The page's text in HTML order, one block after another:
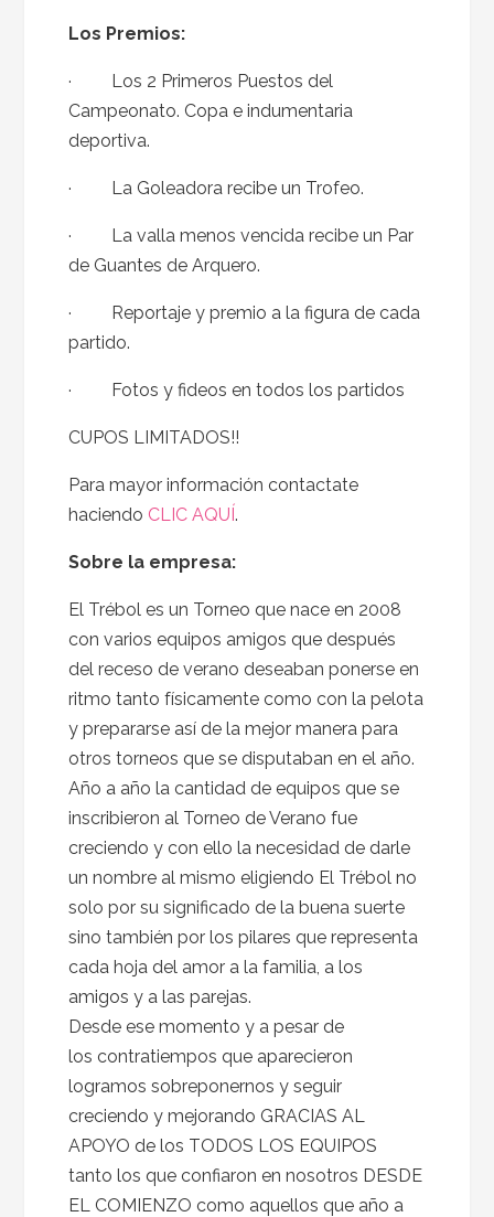
Los Premios:
· Los 2 Primeros Puestos del
Campeonato. Copa e indumentaria
deportiva.
· La Goleadora recibe un Trofeo.
· La valla menos vencida recibe un Par
de Guantes de Arquero.
· Reportaje y premio a la figura de cada
partido.
· Fotos y fideos en todos los partidos
CUPOS LIMITADOS!!
Para mayor información contactate
haciendo CLIC AQUÍ.
Sobre la empresa:
El Trébol es un Torneo que nace en 2008
con varios equipos amigos que después
del receso de verano deseaban ponerse en
ritmo tanto físicamente como con la pelota
y prepararse así de la mejor manera para
otros torneos que se disputaban en el año.
Año a año la cantidad de equipos que se
inscribieron al Torneo de Verano fue
creciendo y con ello la necesidad de darle
un nombre al mismo eligiendo El Trébol no
solo por su significado de la buena suerte
sino también por los pilares que representa
cada hoja del amor a la familia, a los
amigos y a las parejas.
Desde ese momento y a pesar de
los contratiempos que aparecieron
logramos sobreponernos y seguir
creciendo y mejorando GRACIAS AL
APOYO de los TODOS LOS EQUIPOS
tanto los que confiaron en nosotros DESDE
EL COMIENZO como aquellos que año a